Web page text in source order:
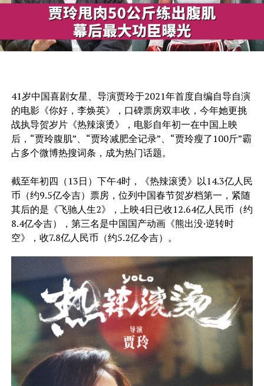
41岁中国喜剧女星、导演贾玲于2021年首度自编自导自演
的电影《你好，李焕英》，口碑票房双丰收，今年她更挑
战执导贺岁片《热辣滚烫》，电影自年初一在中国上映
后，“贾玲腹肌”、“贾玲减肥全记录”、“贾玲瘦了100斤”霸
占多个微博热搜词条，成为热门话题。
截至年初四（13日）下午4时，《热辣滚烫》以14.3亿人民
币（约9.5亿令吉）票房，位列中国春节贺岁档第一，紧随
其后的是《飞驰人生2》，上映4日已收12.64亿人民币（约
8.4亿令吉），第三名是中国国产动画《熊出没·逆转时
空》，收7.8亿人民币（约5.2亿令吉）。